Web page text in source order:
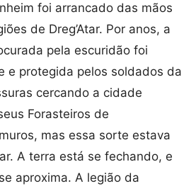
foi arrancado das mãos
de Dreg’Atar. Por anos, a
pela escuridão foi
e protegida pelos soldados da
cercando a cidade
Forasteiros de
mas essa sorte estava
A terra está se fechando, e
aproxima. A legião da